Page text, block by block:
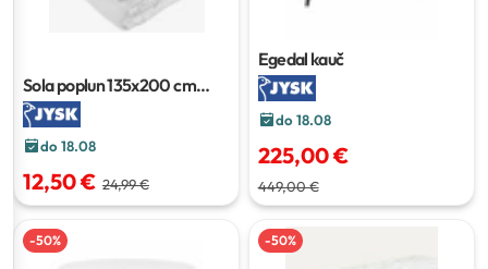
Sola poplun135x200 cm
(800 g)
do 18.08
12,50 € 24,99 €
Egedal kauč
do 18.08
225,00 €
449,00 €
-50% -50%